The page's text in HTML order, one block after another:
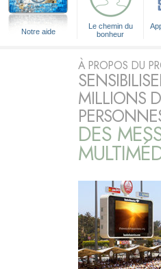
Notre aide
Le chemin du
bonheur
À PROPOS DU
MILLIONS
DES